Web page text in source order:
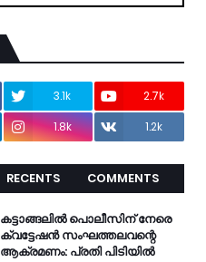
3.1k
2.7k
1.8k 1.2k
RECENTS
COMMENTS
കട്ടാങ്ങലിൽ പൊലീസിന് നേരെ
ക്വട്ടേഷൻ സംഘത്തലവന്റെ
ആക്രമണം: പ്രതി പിടിയിൽ